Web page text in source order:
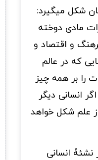
شکل میگیرد:
مادی دوخته
و اقتصاد و
که در عالم
را بر همه چیز
انسانی دیگر
علم شکل خواهد
نشئۀ انسانی